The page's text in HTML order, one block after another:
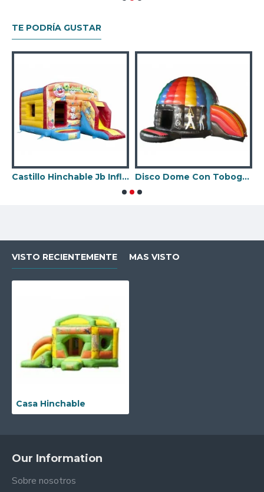
TE PODRÍA GUSTAR
Castillo Hinchable Jb Inflatables Disco Dome Con Tobogan
VISTO RECIENTEMENTE MAS VISTO
Casa Hinchable
Our Information
Sobre nosotros